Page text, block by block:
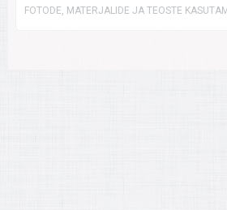
FOTODE, MATERJALIDE JA TEOSTE